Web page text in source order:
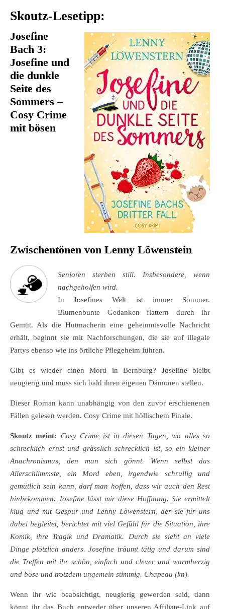
Skoutz-Lesetipp:
Josefine
Bach 3:
Josefine und
die dunkle
Seite des
Sommers –
Cosy Crime
mit bösen
Zwischentönen von Lenny Löwenstein
Senioren sterben still. Insbesondere, wenn
nachgeholfen wird.
In Josefines Welt ist immer Sommer.
Blumenbunte Gedanken flattern durch ihr
Gemüt. Als die Hutmacherin eine geheimnisvolle Nachricht
erhält, beginnt sie mit Nachforschungen, die sie auf illegale
Partys ebenso wie ins örtliche Pflegeheim führen.
Gibt es wieder einen Mord in Bernburg? Josefine bleibt
neugierig und muss sich bald ihren eigenen Dämonen stellen.
Dieser Roman kann unabhängig von den zuvor erschienenen
Fällen gelesen werden. Cosy Crime mit höllischem Finale.
Skoutz meint: Cosy Crime ist in diesen Tagen, wo alles so
schrecklich ernst und grässlich schrecklich ist, so ein kleiner
Anachronismus, den man sich gönnt. Wenn selbst das
Allerschlimmste, ein Mord eben, irgendwie schrullig und
gemütlich sein kann, darf man hoffen, dass wir auch den Rest
hinbekommen. Josefine lässt mir diese Hoffnung. Sie ermittelt
klug und mit Gespür und Lenny Löwenstern, der sie für uns
dabei begleitet, berichtet mit viel Gefühl für die Situation, ihre
Komik, ihre Tragik und Dramatik. Durch sie sieht an viele
Dinge plötzlich anders. Josefine träumt tätig und darum sind
die Treffen mit ihr schön, einfach und clever und warmherzig
und böse und trotzdem ungemein stimmig. Chapeau (kn).
Wenn ihr wie beabsichtigt, neugierig geworden seid, dann
könnt ihr das Buch entweder über unseren Affiliate-Link auf